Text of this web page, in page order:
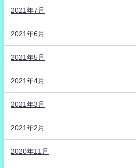
2021年7月
2021年6月
2021年5月
2021年4月
2021年3月
2021年2月
2020年11月